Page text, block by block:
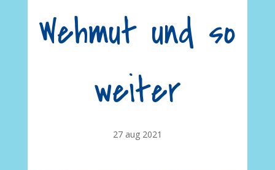
Wehmut und so
weiter
27 aug 2021